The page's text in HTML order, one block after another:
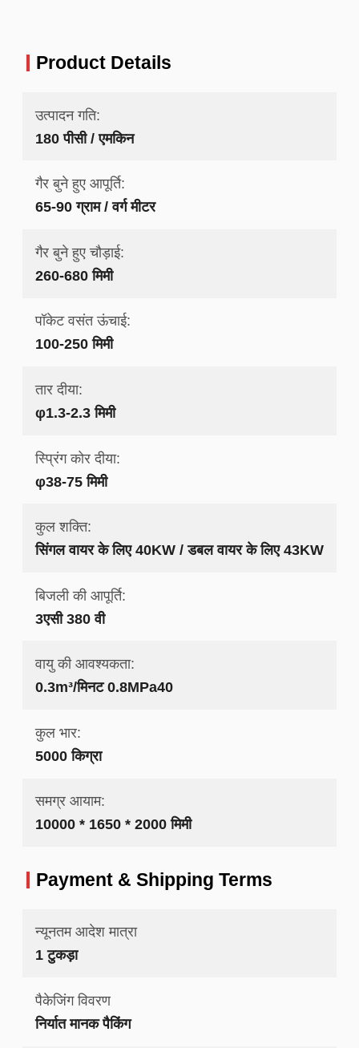
Product Details
उत्पादन गति:
180 पीसी / एमकिन
गैर बुने हुए आपूर्ति:
65-90 ग्राम / वर्ग मीटर
गैर बुने हुए चौड़ाई:
260-680 मिमी
पॉकेट वसंत ऊंचाई:
100-250 मिमी
तार दीया:
φ1.3-2.3 मिमी
स्प्रिंग कोर दीया:
φ38-75 मिमी
कुल शक्ति:
सिंगल वायर के लिए 40KW / डबल वायर के लिए 43KW
बिजली की आपूर्ति:
3एसी 380 वी
वायु की आवश्यकता:
0.3m³/मिनट 0.8MPa40
कुल भार:
5000 किग्रा
समग्र आयाम:
10000 * 1650 * 2000 मिमी
Payment & Shipping Terms
न्यूनतम आदेश मात्रा
1 टुकड़ा
पैकेजिंग विवरण
निर्यात मानक पैकिंग